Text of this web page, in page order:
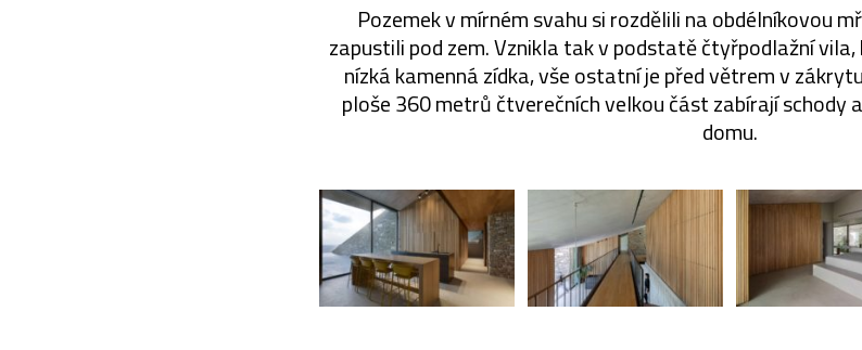
Pozemek v mírném svahu si rozdělili na obdélníkovou
zapustili pod zem. Vznikla tak v podstatě čtyřpodlažní vila,
nízká kamenná zídka, vše ostatní je před větrem v
ploše 360 metrů čtverečních velkou část zabírají schody
domu.